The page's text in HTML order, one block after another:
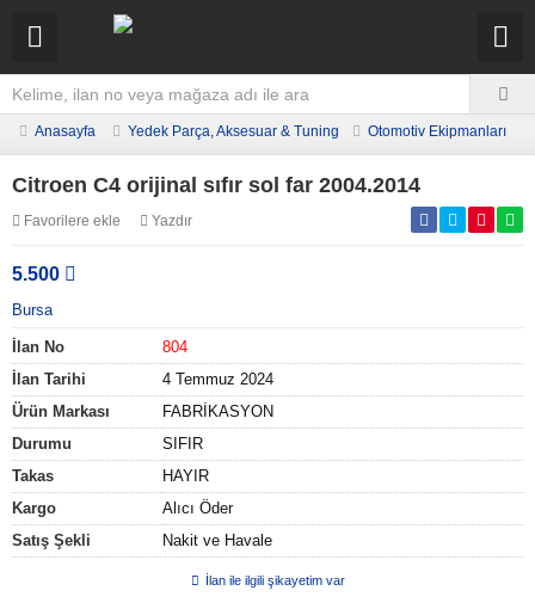
Anasayfa Yedek Parça, Aksesuar & Tuning Otomotiv Ekipmanları
Citroen C4 orijinal sıfır sol far 2004.2014
Favorilere ekle Yazdır
5.500
Bursa
İlan No
804
İlan Tarihi
4 Temmuz 2024
Ürün Markası
FABRİKASYON
Durumu
SIFIR
Takas
HAYIR
Kargo
Alıcı Öder
Satış Şekli
Nakit ve Havale
İlan ile ilgili şikayetim var